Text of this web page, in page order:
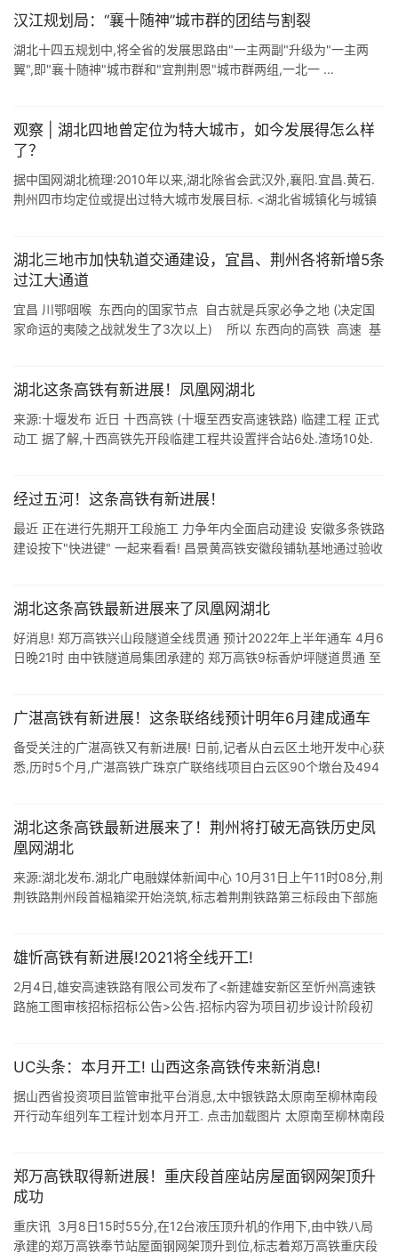
汉江规划局：“襄十随神”城市群的团结与割裂
湖北十四五规划中,将全省的发展思路由"一主两副"升级为"一主两
翼",即"襄十随神"城市群和"宜荆荆恩"城市群两组,一北一 ...
观察 | 湖北四地曾定位为特大城市，如今发展得怎么样
了？
据中国网湖北梳理:2010年以来,湖北除省会武汉外,襄阳.宜昌.黄石.
荆州四市均定位或提出过特大城市发展目标. <湖北省城镇化与城镇
湖北三地市加快轨道交通建设，宜昌、荆州各将新增5条
过江大通道
宜昌 川鄂咽喉 东西向的国家节点 自古就是兵家必争之地 (决定国
家命运的夷陵之战就发生了3次以上) 所以 东西向的高铁 高速 基
湖北这条高铁有新进展！凤凰网湖北
来源:十堰发布 近日 十西高铁 (十堰至西安高速铁路) 临建工程 正式
动工 据了解,十西高铁先开段临建工程共设置拌合站6处.渣场10处.
经过五河！这条高铁有新进展！
最近 正在进行先期开工段施工 力争年内全面启动建设 安徽多条铁路
建设按下"快进键" 一起来看看! 昌景黄高铁安徽段铺轨基地通过验收
湖北这条高铁最新进展来了凤凰网湖北
好消息! 郑万高铁兴山段隧道全线贯通 预计2022年上半年通车 4月6
日晚21时 由中铁隧道局集团承建的 郑万高铁9标香炉坪隧道贯通 至
广湛高铁有新进展！这条联络线预计明年6月建成通车
备受关注的广湛高铁又有新进展! 日前,记者从白云区土地开发中心获
悉,历时5个月,广湛高铁广珠京广联络线项目白云区90个墩台及494
湖北这条高铁最新进展来了！荆州将打破无高铁历史凤
凰网湖北
来源:湖北发布.湖北广电融媒体新闻中心 10月31日上午11时08分,荆
荆铁路荆州段首榀箱梁开始浇筑,标志着荆荆铁路第三标段由下部施
雄忻高铁有新进展!2021将全线开工!
2月4日,雄安高速铁路有限公司发布了<新建雄安新区至忻州高速铁
路施工图审核招标招标公告>公告.招标内容为项目初步设计阶段初
UC头条：本月开工! 山西这条高铁传来新消息!
据山西省投资项目监管审批平台消息,太中银铁路太原南至柳林南段
开行动车组列车工程计划本月开工. 点击加载图片 太原南至柳林南段
郑万高铁取得新进展！重庆段首座站房屋面钢网架顶升
成功
重庆讯 3月8日15时55分,在12台液压顶升机的作用下,由中铁八局
承建的郑万高铁奉节站屋面钢网架顶升到位,标志着郑万高铁重庆段